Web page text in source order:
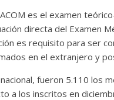
es el examen
directa del Examen
es requisito para ser
en el extranjero y
fueron 5.110 los
a los inscritos en